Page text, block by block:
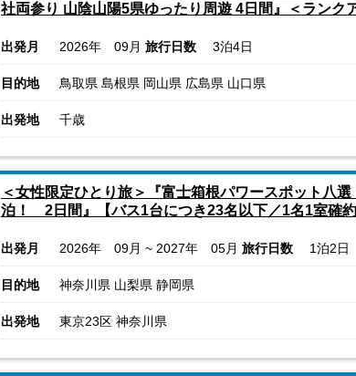
社両参り 山陰山陽5県ゆったり周遊 4日間』＜ランク
出発月 2026年 09月 旅行日数 3泊4日
目的地 鳥取県 島根県 岡山県 広島県 山口県
出発地 千歳
＜女性限定ひとり旅＞『富士箱根パワースポット八
泊！ 2日間』【バス1台につき23名以下／1名1室確約
出発月 2026年 09月 ~ 2027年 05月 旅行日数 1泊2日
目的地 神奈川県 山梨県 静岡県
出発地 東京23区 神奈川県